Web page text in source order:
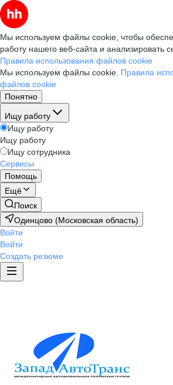
Мы используем файлы cookie, чтобы
работу нашего веб-сайта и анализировать
Правила использования файлов cookie
Мы используем файлы cookie. Правила
файлов cookie
Понятно
Ищу работу
Ищу работу
Ищу работу
Ищу сотрудника
Сервисы
Помощь
Ещё
Поиск
Одинцово (Московская область)
Войти
Войти
Создать резюме